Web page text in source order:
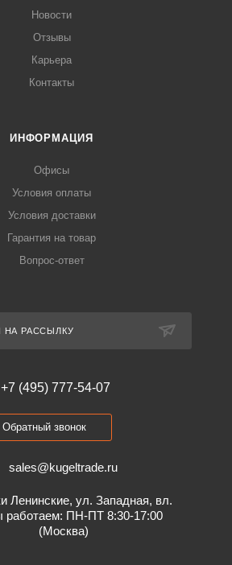
Новости
Отзывы
Карьера
Контакты
ИНФОРМАЦИЯ
Офисы
Условия оплаты
Условия доставки
Гарантия на товар
Вопрос-ответ
НА РАССЫЛКУ
+7 (495) 777-54-07
Обратный звонок
sales@kugeltrade.ru
Ленинские, ул. Западная, вл.
работаем: ПН-ПТ 8:30-17:00
(Москва)